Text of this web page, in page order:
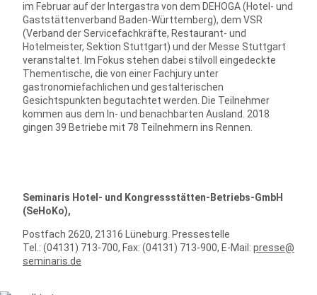
im Februar auf der Intergastra von dem DEHOGA (Hotel- und
Gaststättenverband Baden-Württemberg), dem VSR
(Verband der Servicefachkräfte, Restaurant- und
Hotelmeister, Sektion Stuttgart) und der Messe Stuttgart
veranstaltet. Im Fokus stehen dabei stilvoll eingedeckte
Thementische, die von einer Fachjury unter
gastronomiefachlichen und gestalterischen
Gesichtspunkten begutachtet werden. Die Teilnehmer
kommen aus dem In- und benachbarten Ausland. 2018
gingen 39 Betriebe mit 78 Teilnehmern ins Rennen.
Seminaris Hotel- und Kongressstätten-Betriebs-GmbH
(SeHoKo),
Postfach 2620, 21316 Lüneburg. Pressestelle
Tel.: (04131) 713-700, Fax: (04131) 713-900, E-Mail: presse@
seminaris.de